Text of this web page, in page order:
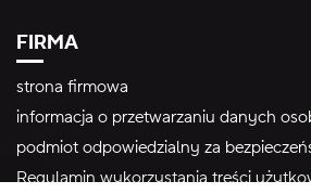
FIRMA
strona firmowa
informacja o przetwarzaniu danych
podmiot odpowiedzialny za
Regulamin wykorzystania treści